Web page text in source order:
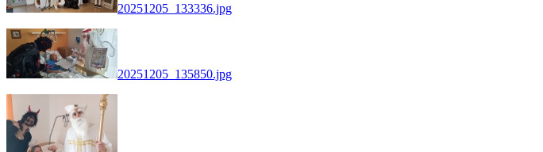
20251205_133336.jpg
20251205_135850.jpg